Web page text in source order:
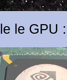
le GPU :